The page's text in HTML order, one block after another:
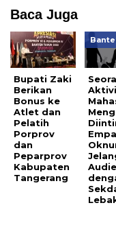
Baca Juga
Bupati Zaki
Berikan
Bonus ke
Atlet dan
Pelatih
Porprov
dan
Peparprov
Kabupaten
Tangerang